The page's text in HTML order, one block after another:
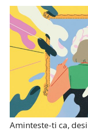
Aminteste-ti ca,